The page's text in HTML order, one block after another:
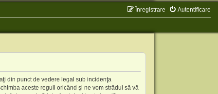
Autentificare
Înregistrare
din punct de vedere legal sub incidenţa
aceste reguli oricând şi ne vom strădui să vă